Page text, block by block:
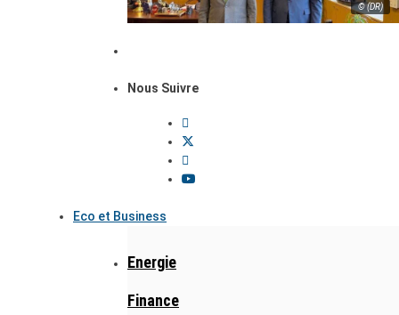
© (DR)
Nous Suivre
Eco et Business
Energie
Finance